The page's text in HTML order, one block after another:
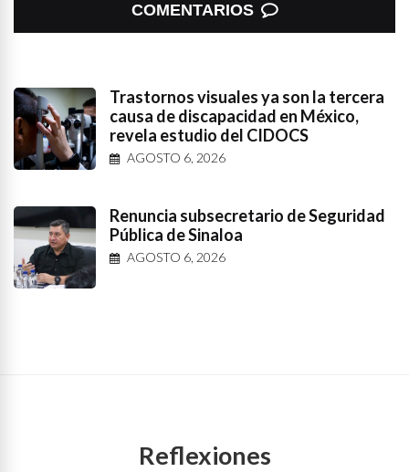
COMENTARIOS
Trastornos visuales ya son la tercera
causa de discapacidad en México,
revela estudio del CIDOCS
AGOSTO 6, 2026
Renuncia subsecretario de Seguridad
Pública de Sinaloa
AGOSTO 6, 2026
Reflexiones